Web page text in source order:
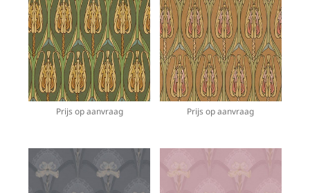
Prijs op aanvraag Prijs op aanvraag